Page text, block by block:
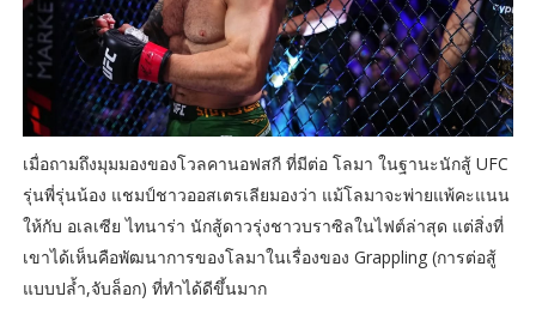
เมื่อถามถึงมุมมองของโวลคานอฟสกี ที่มีต่อ โลมา ในฐานะนักสู้ UFC
รุ่นพี่รุ่นน้อง แชมป์ชาวออสเตรเลียมองว่า แม้โลมาจะพ่ายแพ้คะแนน
ให้กับ อเลเซีย ไทนาร่า นักสู้ดาวรุ่งชาวบราซิลในไฟต์ล่าสุด แต่สิ่งที่
เขาได้เห็นคือพัฒนาการของโลมาในเรื่องของ Grappling (การต่อสู้
แบบปล้ำ,จับล็อก) ที่ทำได้ดีขึ้นมาก